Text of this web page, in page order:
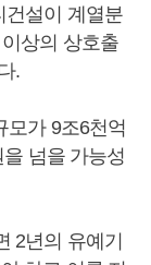
건설이 계열분
상의 상호출
.
모가 9조6천억
넘을 가능성
2년의 유예기